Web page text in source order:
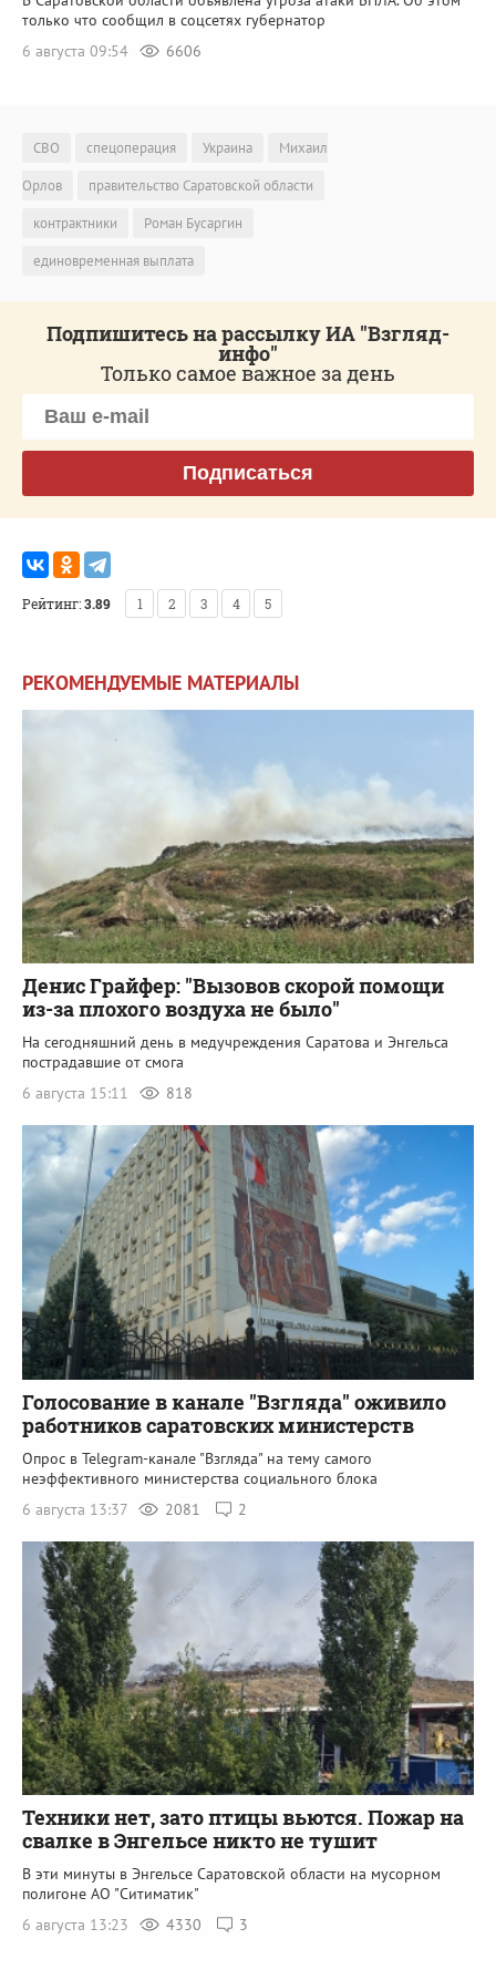
только что сообщил в соцсетях губернатор
6 августа 09:54
6606
СВО спецоперация Украина
Михаил
Орлов
правительство Саратовской области
контрактники
Роман Бусаргин
единовременная выплата
Подпишитесь на рассылку ИА "Взгляд-
инфо"
Только самое важное за день
Подписаться
Рейтинг:3.89 1 2 3 4 5
РЕКОМЕНДУЕМЫЕ МАТЕРИАЛЫ
Денис Грайфер: "Вызовов скорой помощи
из-за плохого воздуха не было"
На сегодняшний день в медучреждения Саратова и Энгельса
пострадавшие от смога
6 августа 15:11
818
Голосование в канале "Взгляда" оживило
работников саратовских министерств
Опрос в Telegram-канале "Взгляда" на тему самого
неэффективного министерства социального блока
6 августа 13:37
2081 2
Техники нет, зато птицы вьются. Пожар на
свалке в Энгельсе никто не тушит
В эти минуты в Энгельсе Саратовской области на мусорном
полигоне АО "Ситиматик"
6 августа 13:23
4330 3